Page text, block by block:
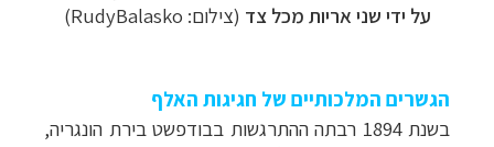
על ידי שני אריות מכל צד (צילום: RudyBalasko)
הגשרים המלכותיים של חגיגות האלף
בשנת 1894 רבתה ההתרגשות בבודפשט בירת הונגריה,